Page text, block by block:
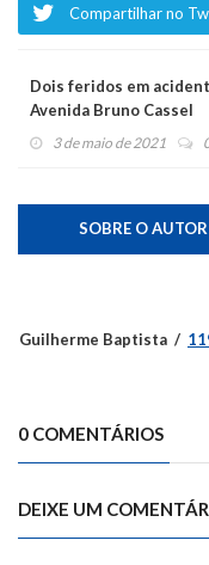
Compartilhar no
Dois feridos em
Avenida Bruno Cassel
3 de maio de 2021
SOBRE O AUTOR
Guilherme Baptista
0 COMENTÁRIOS
DEIXE UM